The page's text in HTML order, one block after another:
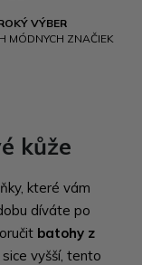
VÝBER
MÓDNYCH ZNAČIEK
kůže
které vám
díváte po
batohy z
vyšší, tento